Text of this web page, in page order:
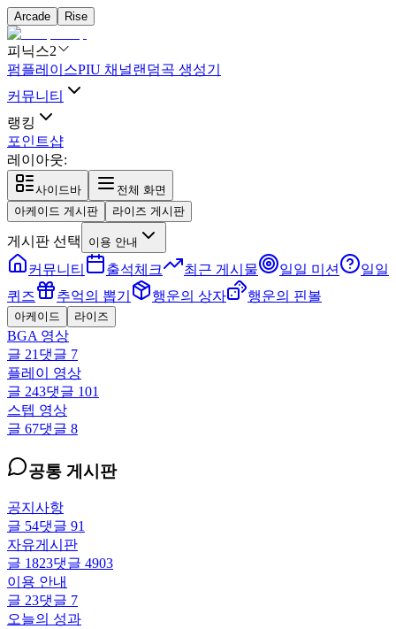
Arcade Rise
피닉스2
펌플레이스PIU 채널랜덤곡 생성기
커뮤니티
랭킹
포인트샵
레이아웃:
사이드바
전체 화면
아케이드 게시판
라이즈 게시판
게시판 선택 이용 안내
커뮤니티 출석체크 최근 게시물 일일 미션
일일
퀴즈
추억의 뽑기 행운의 상자 행운의 핀볼
아케이드 라이즈
BGA 영상
글 21 댓글 7
플레이 영상
글 243댓글 101
스텝 영상
글 67댓글 8
공통 게시판
공지사항
글 54댓글 91
자유게시판
글 1823댓글 4903
이용 안내
글 23댓글 7
오늘의 성과